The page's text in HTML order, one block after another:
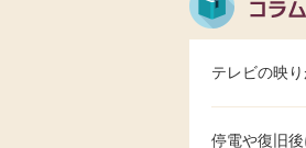
テレビの映
停電や復旧